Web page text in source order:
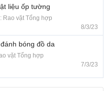
liệu ốp tường
Rao vặt Tổng hợp
8/3/23
bóng đồ da
vặt Tổng hợp
7/3/23